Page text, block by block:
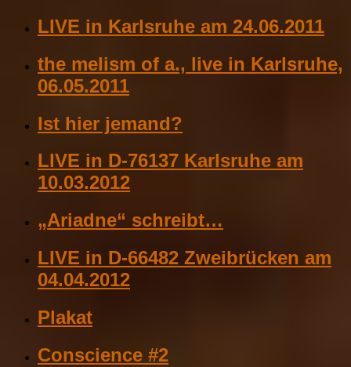
LIVE in Karlsruhe am 24.06.2011
the melism of a., live in Karlsruhe,
06.05.2011
Ist hier jemand?
LIVE in D-76137 Karlsruhe am
10.03.2012
„Ariadne“ schreibt…
LIVE in D-66482 Zweibrücken am
04.04.2012
Plakat
Conscience #2